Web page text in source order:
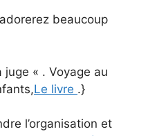
beaucoup
juge « . Voyage au
Le livre .}
l’organisation et